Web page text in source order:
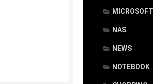
MICROSOFT
NAS
NEWS
NOTEBOOK